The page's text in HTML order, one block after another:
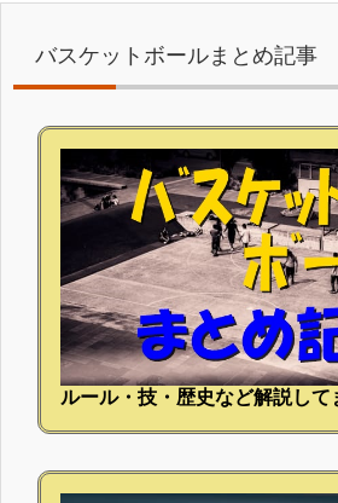
バスケットボールまとめ記事
ルール・技・歴史など解説して